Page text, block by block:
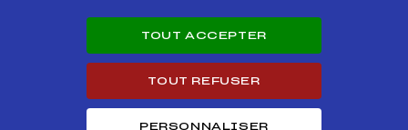
Carrières
TOUT ACCEPTER
TOUT REFUSER
PERSONNALISER